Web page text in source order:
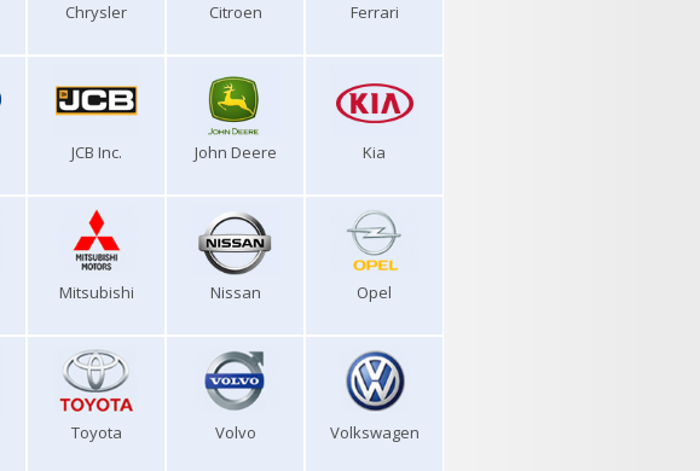
Chrysler Citroen Ferrari
JCB Inc. John Deere Kia
Mitsubishi Nissan Opel
Toyota Volvo Volkswagen